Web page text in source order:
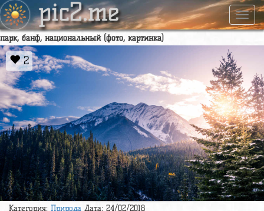
pic2.me
парк, банф, национальный (фото, картинка)
2
Категория: Природа Дата: 24/02/2018